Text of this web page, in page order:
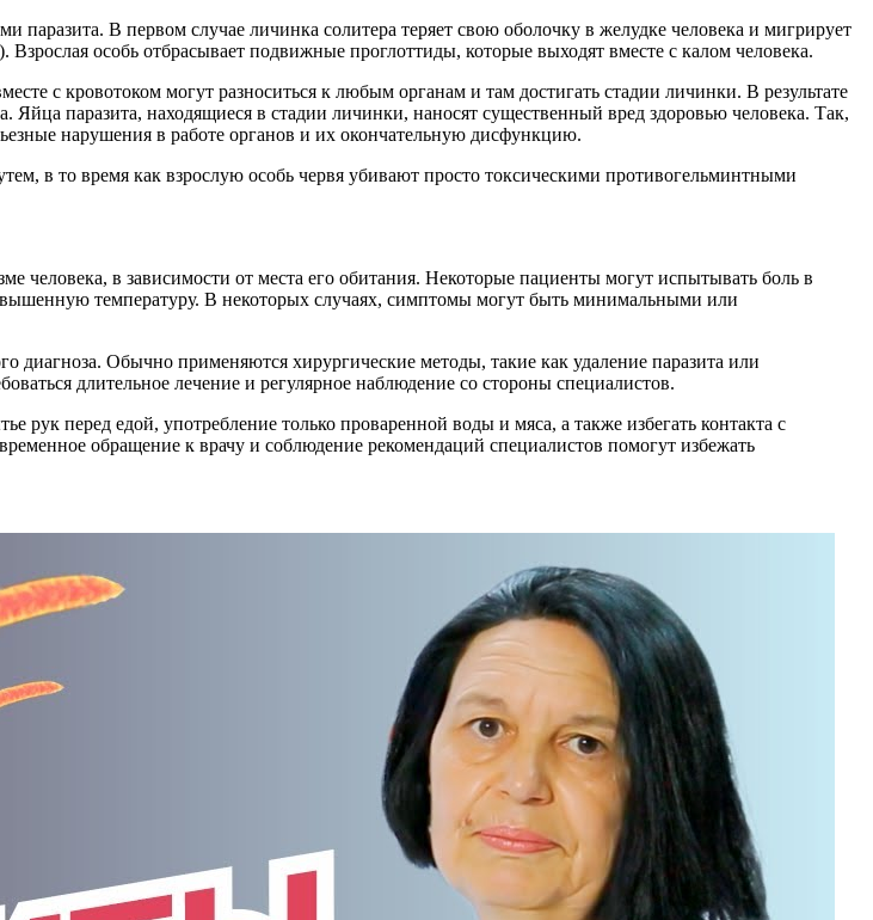
В первом случае личинка солитера теряет свою оболочку в желудке человека и мигрирует
особь отбрасывает подвижные проглоттиды, которые выходят вместе с калом человека.
с кровотоком могут разноситься к любым органам и там достигать стадии личинки. В результате
паразита, находящиеся в стадии личинки, наносят существенный вред здоровью человека. Так,
нарушения в работе органов и их окончательную дисфункцию.
в то время как взрослую особь червя убивают просто токсическими противогельминтными
человека, в зависимости от места его обитания. Некоторые пациенты могут испытывать боль в
температуру. В некоторых случаях, симптомы могут быть минимальными или
диагноза. Обычно применяются хирургические методы, такие как удаление паразита или
длительное лечение и регулярное наблюдение со стороны специалистов.
перед едой, употребление только проваренной воды и мяса, а также избегать контакта с
обращение к врачу и соблюдение рекомендаций специалистов помогут избежать